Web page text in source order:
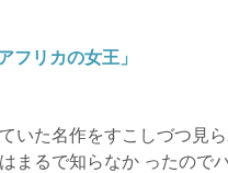
フリカの女王」
いた名作をすこしづつ見
まるで知らなか ったので